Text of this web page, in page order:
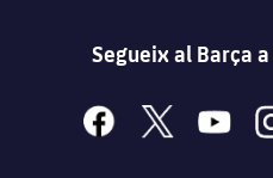
Segueix al Barça
facebook
x youtube